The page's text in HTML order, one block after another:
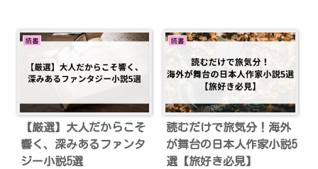
読書
【厳選】大人だからこそ
響く、深みあるファンタ
ジー小説5選
読書
読むだけで旅気分！海外
が舞台の日本人作家小説5
選【旅好き必見】